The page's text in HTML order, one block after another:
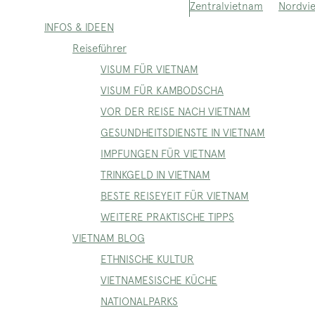
Zentralvietnam
INFOS & IDEEN
Reiseführer
VISUM FÜR VIETNAM
VISUM FÜR KAMBODSCHA
VOR DER REISE NACH VIETNAM
GESUNDHEITSDIENSTE IN VIETNAM
IMPFUNGEN FÜR VIETNAM
TRINKGELD IN VIETNAM
BESTE REISEYEIT FÜR VIETNAM
WEITERE PRAKTISCHE TIPPS
VIETNAM BLOG
ETHNISCHE KULTUR
VIETNAMESISCHE KÜCHE
NATIONALPARKS